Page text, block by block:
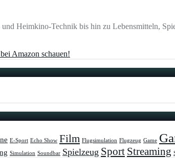
Heimkino-Technik bis hin zu Lebensmitteln,
E-Sport Echo Show Film Flugsimulation Flugzeug Game
Simulation Soundbar Spielzeug Sport Streaming